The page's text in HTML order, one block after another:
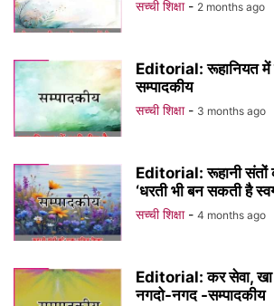
सच्ची शिक्षा - 2 months ago
Editorial: रूहानियत में
सम्पादकीय
सच्ची शिक्षा - 3 months ago
Editorial: रूहानी संतों
‘धरती भी बन सकती है
सच्ची शिक्षा - 4 months ago
Editorial: कर सेवा, खा
नगदो-नगद -सम्पादकीय